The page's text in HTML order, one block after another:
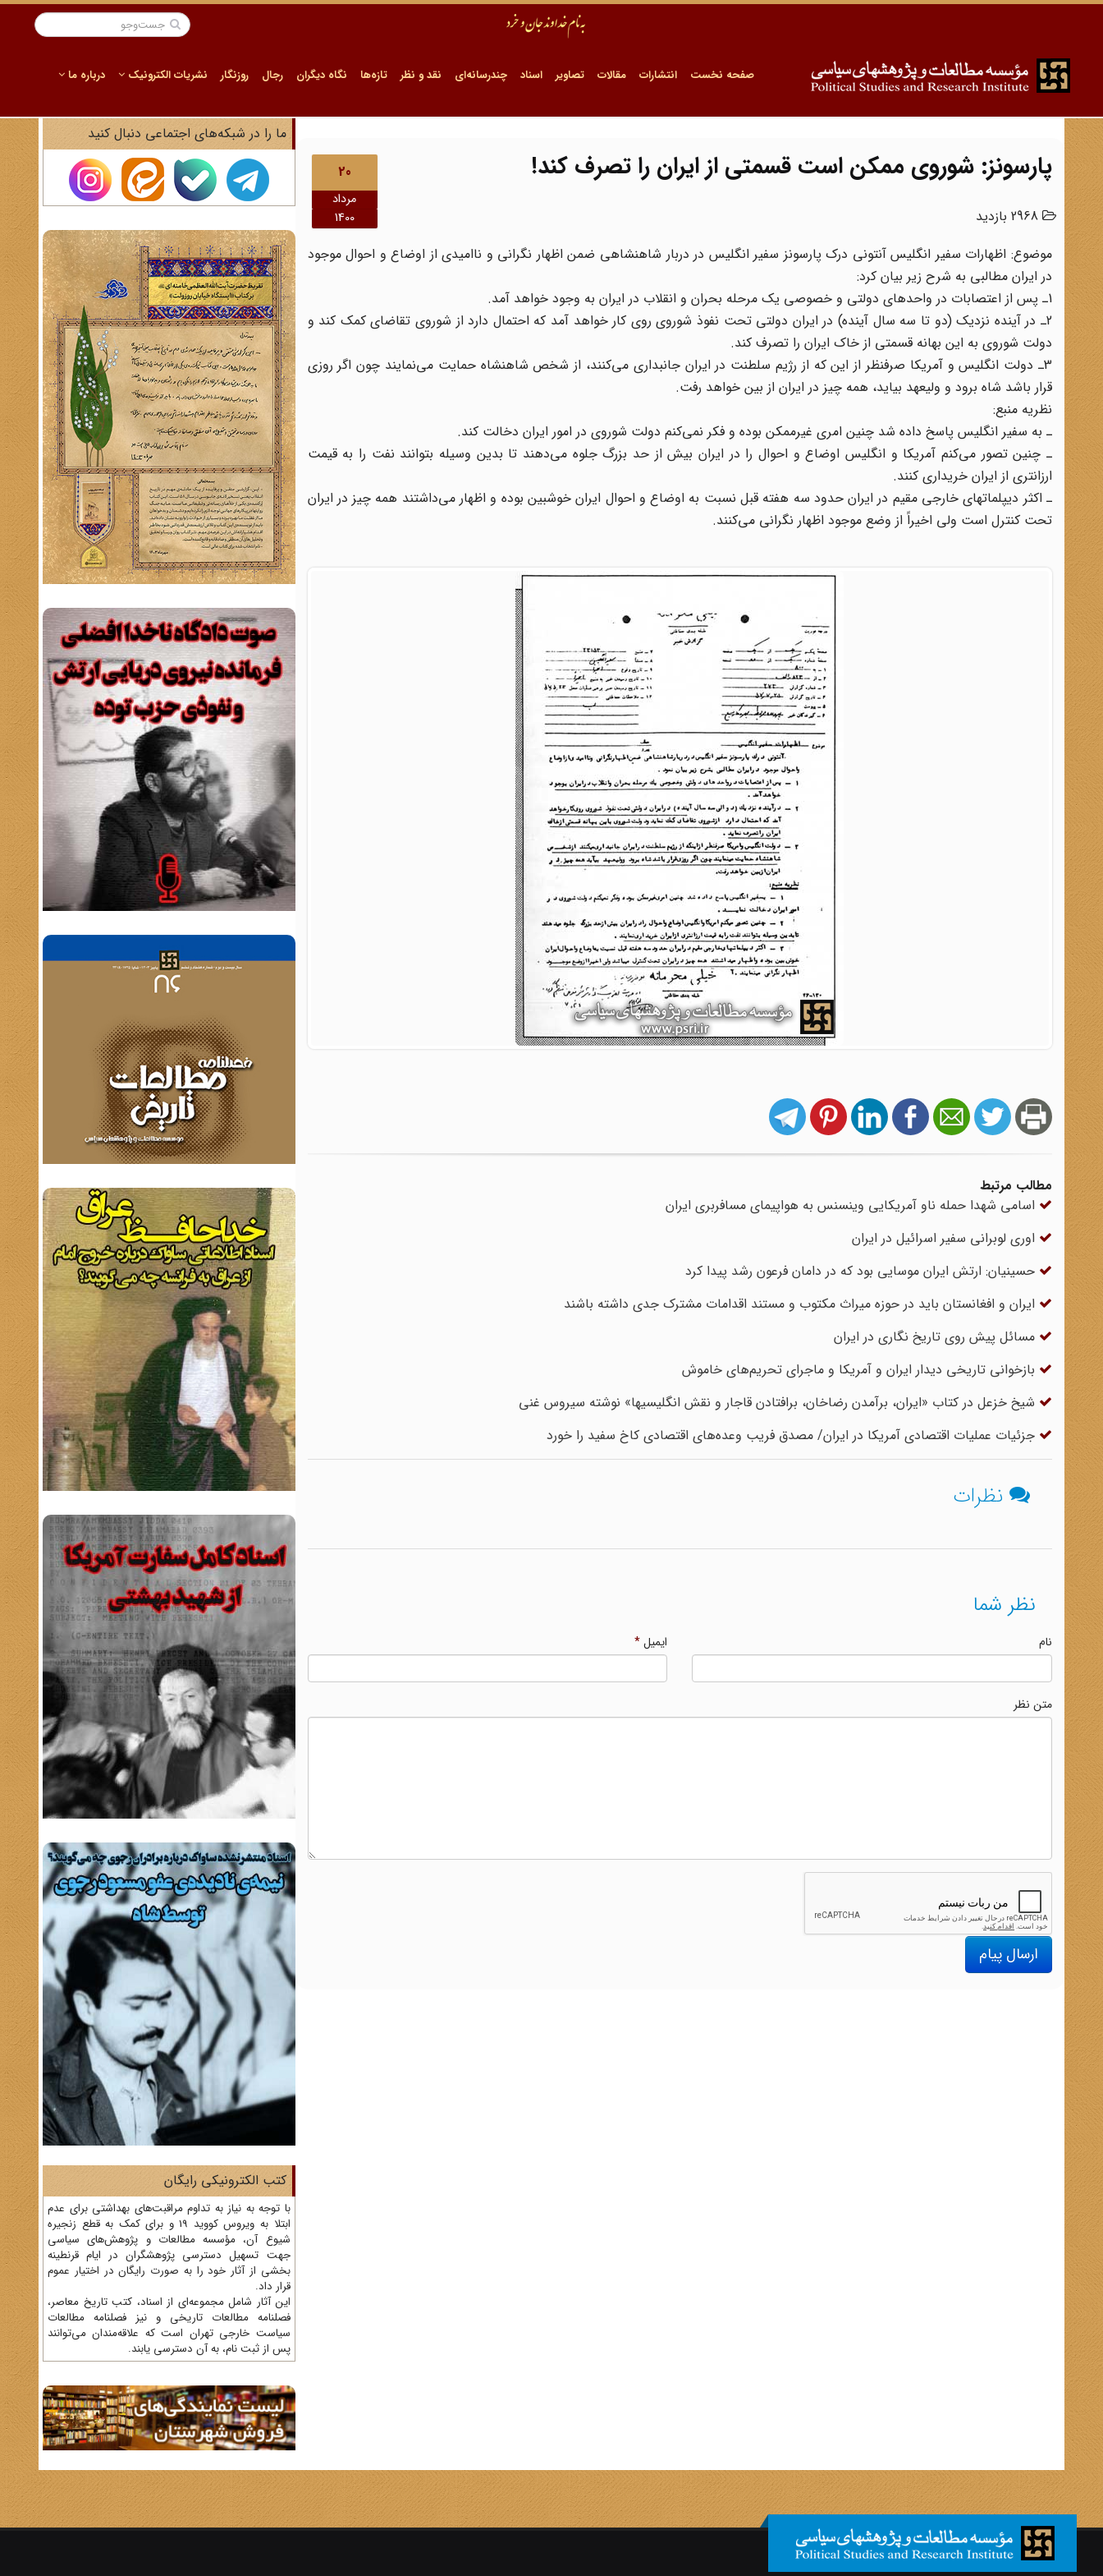
صفحه نخست انتشارات مقالات تصاویر اسناد چندرسانه‌ای نقد و نظر تازه‌ها نگاه دیگران رجال روزنگار نشریات الکترونیک درباره ما
20
مرداد
1400
پارسونز: شوروی ممکن است قسمتی از ایران را تصرف کند!
موضوع: اظهارات سفیر انگلیس آنتونی درک پارسونز سفیر انگلیس در دربار شاهنشاهی ضمن اظهار نگرانی و ناامیدی از اوضاع و احوال موجود
در ایران مطالبی به شرح زیر بیان کرد:
1ـ پس از اعتصابات در واحدهای دولتی و خصوصی یک مرحله بحران و انقلاب در ایران به وجود خواهد آمد.
2ـ در آینده نزدیک (دو تا سه سال آینده) در ایران دولتی تحت نفوذ شوروی روی کار خواهد آمد که احتمال دارد از شوروی تقاضای کمک کند و
دولت شوروی به این بهانه قسمتی از خاک ایران را تصرف کند.
3ـ دولت انگلیس و آمریکا صرفنظر از این که از رژیم سلطنت در ایران جانبداری می‌کنند، از شخص شاهنشاه حمایت می‌نمایند چون اگر روزی
قرار باشد شاه برود و ولیعهد بیاید، همه چیز در ایران از بین خواهد رفت.
نظریه منبع:
ـ به سفیر انگلیس پاسخ داده شد چنین امری غیرممکن بوده و فکر نمی‌کنم دولت شوروی در امور ایران دخالت کند.
ـ چنین تصور می‌کنم آمریکا و انگلیس اوضاع و احوال را در ایران بیش از حد بزرگ جلوه می‌دهند تا بدین وسیله بتوانند نفت را به قیمت
ارزانتری از ایران خریداری کنند.
ـ اکثر دیپلماتهای خارجی مقیم در ایران حدود سه هفته قبل نسبت به اوضاع و احوال ایران خوشبین بوده و اظهار می‌داشتند همه چیز در ایران
تحت کنترل است ولی اخیراً از وضع موجود اظهار نگرانی می‌کنند.
مطالب مرتبط
اسامی شهدا حمله ناو آمریکایی وینسنس به هواپیمای مسافربری ایران
اوری لوبرانی سفیر اسرائیل در ایران
حسینیان: ارتش ایران موسایی بود که در دامان فرعون رشد پیدا کرد
ایران و افغانستان باید در حوزه میراث مکتوب و مستند اقدامات مشترک جدی داشته باشند
مسائل پیش روی تاریخ نگاری در ایران
بازخوانی تاریخی دیدار ایران و آمریکا و ماجرای تحریم‌های خاموش
شیخ خزعل در کتاب «ایران، برآمدن رضاخان، برافتادن قاجار و نقش انگلیسیها» نوشته سیروس غنی
جزئیات عملیات اقتصادی آمریکا در ایران/ مصدق فریب وعده‌های اقتصادی کاخ سفید را خورد
نظرات
نظر شما
نام ایمیل*
متن نظر
ارسال پیام
ما را در شبکه‌های اجتماعی دنبال کنید
کتب الکترونیکی رایگان
با توجه به نیاز به تداوم مراقبت‌های بهداشتی برای عدم
ابتلا به ویروس کووید 19 و برای کمک به قطع زنجیره
شیوع آن، مؤسسه مطالعات و پژوهش‌های سیاسی
جهت تسهیل دسترسی پژوهشگران در ایام قرنطینه
بخشی از آثار خود را به صورت رایگان در اختیار عموم
قرار داد.
این آثار شامل مجموعه‌ای از اسناد، کتب تاریخ معاصر،
فصلنامه‌ مطالعات تاریخی و نیز فصلنامه مطالعات
سیاست خارجی تهران است که علاقه‌مندان می‌توانند
پس از ثبت نام، به آن دسترسی یابند.